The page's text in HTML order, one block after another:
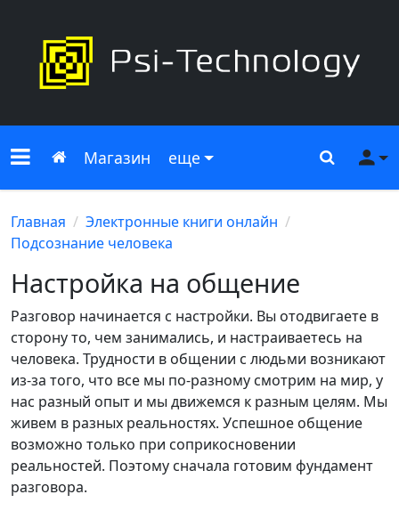
Меню сайта
Главная
Магазин еще Поиск
Главная
Электронные книги онлайн
Подсознание человека
Настройка на общение
Разговор начинается с настройки. Вы отодвигаете в
сторону то, чем занимались, и настраиваетесь на
человека. Трудности в общении с людьми возникают
из-за того, что все мы по-разному смотрим на мир, у
нас разный опыт и мы движемся к разным целям. Мы
живем в разных реальностях. Успешное общение
возможно только при соприкосновении
реальностей. Поэтому сначала готовим фундамент
разговора.